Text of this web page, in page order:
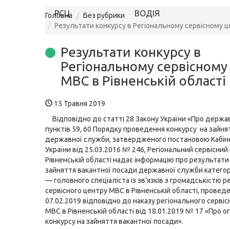
РСЦ ВОДІЯ
Головна
Без рубрики
Результати конкурсу в Регіональному сервісному
Результати конкурсу в
Регіональному сервісному
МВС в Рівненській області
15 Травня 2019
Відповідно до статті 28 Закону України «Про
пунктів 59, 60 Порядку проведення конкурсу на
державної служби, затвердженого постановою
України від 25.03.2016 № 246, Регіональний
Рівненській області надає інформацію про
зайняття вакантної посади державної служби
— головного спеціаліста із зв’язків з громадськістю
сервісного центру МВС в Рівненській області,
07.02.2019 відповідно до наказу регіонального
МВС в Рівненській області від 18.01.2019 № 17 «Про
конкурсу на зайняття вакантної посади».